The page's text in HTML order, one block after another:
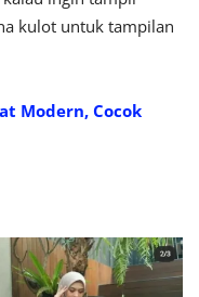
kulot untuk tampilan
Modern, Cocok